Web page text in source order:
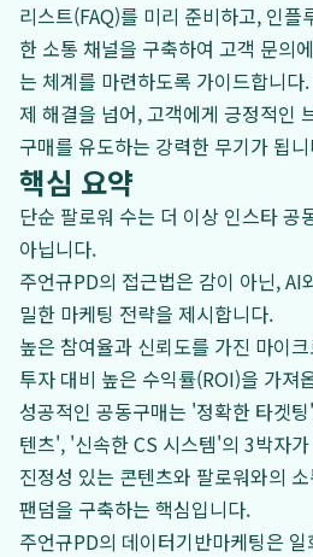
리스트(FAQ)를 미리 준비하고, 인
한 소통 채널을 구축하여 고객 문의
는 체계를 마련하도록 가이드합니다
제 해결을 넘어, 고객에게 긍정적인
구매를 유도하는 강력한 무기가 됩
핵심 요약
단순 팔로워 수는 더 이상 인스타 공
아닙니다.
주언규PD의 접근법은 감이 아닌, AI
밀한 마케팅 전략을 제시합니다.
높은 참여율과 신뢰도를 가진 마이
투자 대비 높은 수익률(ROI)을 가져
성공적인 공동구매는 '정확한 타겟
텐츠', '신속한 CS 시스템'의 3박자
진정성 있는 콘텐츠와 팔로워와의
팬덤을 구축하는 핵심입니다.
주언규PD의 데이터기반마케팅은